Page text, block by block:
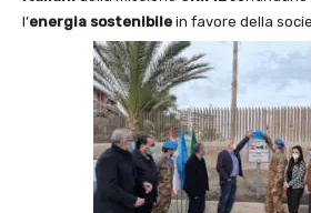
l’energia sostenibile in favore della